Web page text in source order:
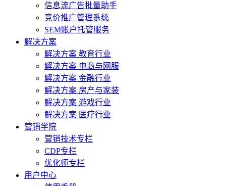
信息流广告批量助手
竞价推广管理系统
SEM账户托管服务
解决方案
解决方案 教育行业
解决方案 电商与网服
解决方案 金融行业
解决方案 房产与家装
解决方案 游戏行业
解决方案 医疗行业
营销学院
营销技术专栏
CDP专栏
优化师专栏
用户中心